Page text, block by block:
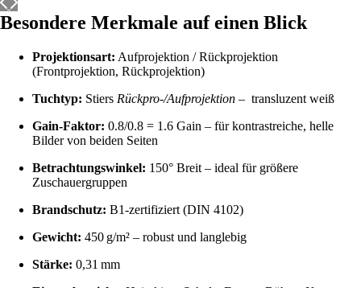
Besondere Merkmale auf einen Blick
Projektionsart: Aufprojektion / Rückprojektion
(Frontprojektion, Rückprojektion)
Tuchtyp: Stiers Rückpro-/Aufprojektion – transluzent weiß
Gain-Faktor: 0.8/0.8 = 1.6 Gain – für kontrastreiche, helle
Bilder von beiden Seiten
Betrachtungswinkel: 150° Breit – ideal für größere
Zuschauergruppen
Brandschutz: B1-zertifiziert (DIN 4102)
Gewicht: 450 g/m² – robust und langlebig
Stärke: 0,31 mm